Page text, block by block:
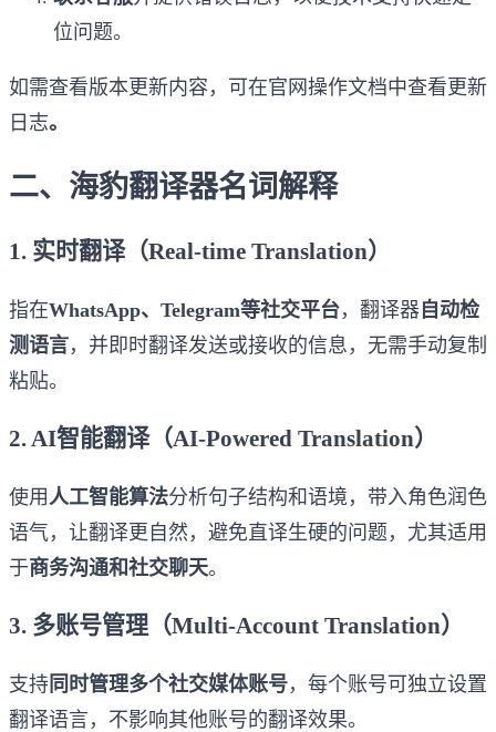
位问题。
如需查看版本更新内容，可在官网操作文档中查看更新
日志。
二、海豹翻译器名词解释
1. 实时翻译（Real-time Translation）
指在WhatsApp、Telegram等社交平台，翻译器自动检
测语言，并即时翻译发送或接收的信息，无需手动复制
粘贴。
2. AI智能翻译（AI-Powered Translation）
使用 人工智能算法分析句子结构和语境，带入角色润色
语气，让翻译更自然，避免直译生硬的问题，尤其适用
于商务沟通和社交聊天。
3. 多账号管理（Multi-Account Translation）
支持 同时管理多个社交媒体账号，每个账号可独立设置
翻译语言，不影响其他账号的翻译效果。